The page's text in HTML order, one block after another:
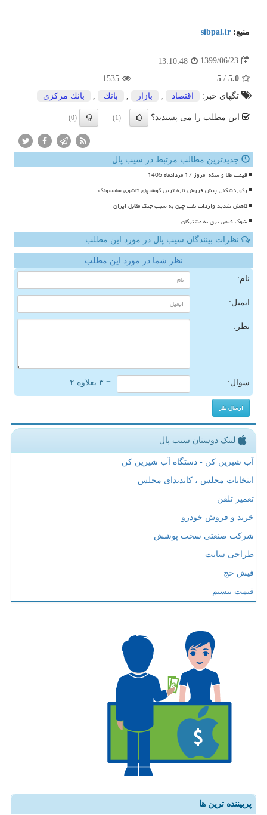
منبع: sibpal.ir
1399/06/23
13:10:48
5.0
/
5
1535
تگهای خبر:
اقتصاد بازار بانك بانك مركزی
این مطلب را می پسندید؟ (1)
(0)
جدیدترین مطالب مرتبط در سیب پال
قیمت طلا و سکه امروز 17 مردادماه 1405
رکوردشکنی پیش فروش تازه ترین گوشیهای تاشوی سامسونگ
کاهش شدید واردات نفت چین به سبب جنگ مقابل ایران
شوک قبض برق به مشترکان
نظرات بینندگان سیب پال در مورد این مطلب
نظر شما در مورد این مطلب
نام:
ایمیل:
نظر:
سوال: = ۳ بعلاوه ۲
لینک دوستان سیب پال
آب شیرین کن - دستگاه آب شیرین کن
انتخابات مجلس ، کاندیدای مجلس
تعمیر تلفن
خرید و فروش خودرو
شرکت صنعتی سخت پوشش
طراحی سایت
فیش حج
قیمت بیسیم
پربیننده ترین ها